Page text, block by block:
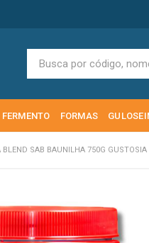
FERMENTO FORMAS
BLEND SAB BAUNILHA 750G GUSTOSIA